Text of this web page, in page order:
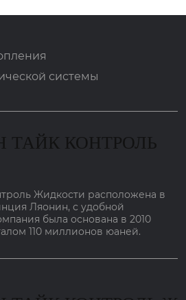
системы
ТАЙК КОНТРОЛЬ
Жидкости расположена в
Ляонин, с удобной
была основана в 2010
110 миллионов юаней.